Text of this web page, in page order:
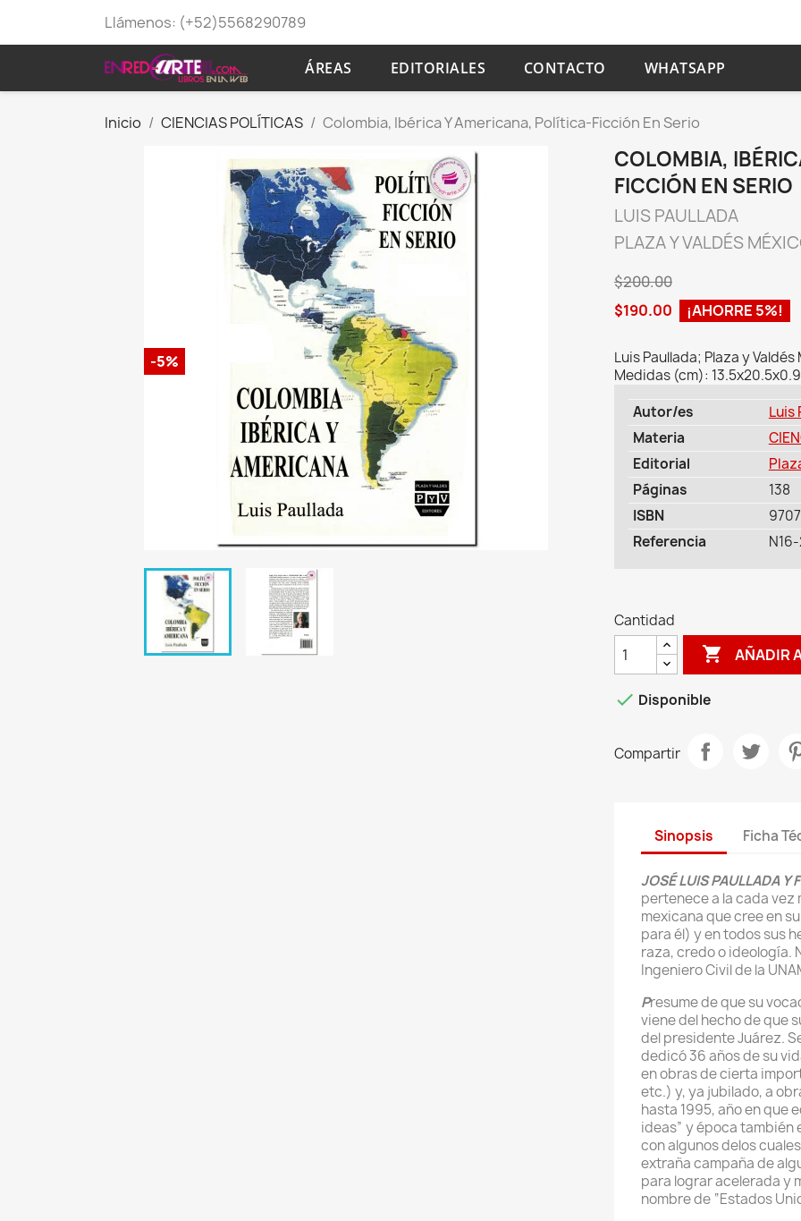
Llámenos: (+52)5568290789
ÁREAS EDITORIALES CONTACTO WHATSAPP
Inicio CIENCIAS POLÍTICAS Colombia, Ibérica Y Americana, Política-Ficción En Serio
-5%
COLOMBIA,
FICCIÓN EN SERIO
LUIS PAULLADA
PLAZA Y VALDÉS
$200.00
$190.00
¡AHORRE 5%!
Luis Paullada; Plaza y Valdés
Medidas (cm):
Autor/es
Luis
Materia
Editorial
Páginas
138
ISBN
Referencia
Cantidad
 AÑADIR
 Disponible
Compartir
Sinopsis Ficha
JOSÉ LUIS PAULLADA Y
pertenece a la cada vez
mexicana que cree en
para él) y en todos sus
raza, credo o ideología.
Ingeniero Civil de la
Presume de que su
viene del hecho de que
del presidente Juárez.
dedicó 36 años de su
en obras de cierta
etc.) y, ya jubilado, a
hasta 1995, año en que
ideas” y época
con algunos delos
extraña campaña de
para lograr acelerada y
nombre de “Estados